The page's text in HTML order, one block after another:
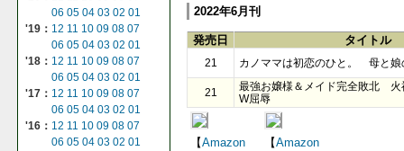
06 05 04 03 02 01
'19： 12 11 10 09 08 07
06 05 04 03 02 01
'18： 12 11 10 09 08 07
06 05 04 03 02 01
'17： 12 11 10 09 08 07
06 05 04 03 02 01
'16： 12 11 10 09 08 07
06 05 04 03 02 01
2022年6月刊
発売日 タイトル
21 カノママは初恋のひと。 母と娘
21
最強お嬢様＆メイド完全敗北 火
W屈辱
【Amazon
【Amazon